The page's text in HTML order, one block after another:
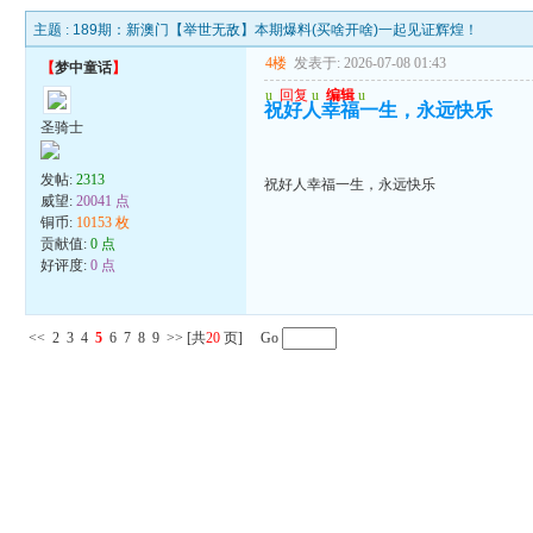
主题 : 189期：新澳门【举世无敌】本期爆料(买啥开啥)一起见证辉煌！
【梦中童话】
圣骑士
发帖:2313
威望:20041 点
铜币: 10153 枚
贡献值:0 点
好评度:0 点
4楼 发表于: 2026-07-08 01:43
u 回复 u 编辑 u
祝好人幸福一生，永远快乐
祝好人幸福一生，永远快乐
<< 2 3 4 5 6 7 8 9 >> [共20 页] Go